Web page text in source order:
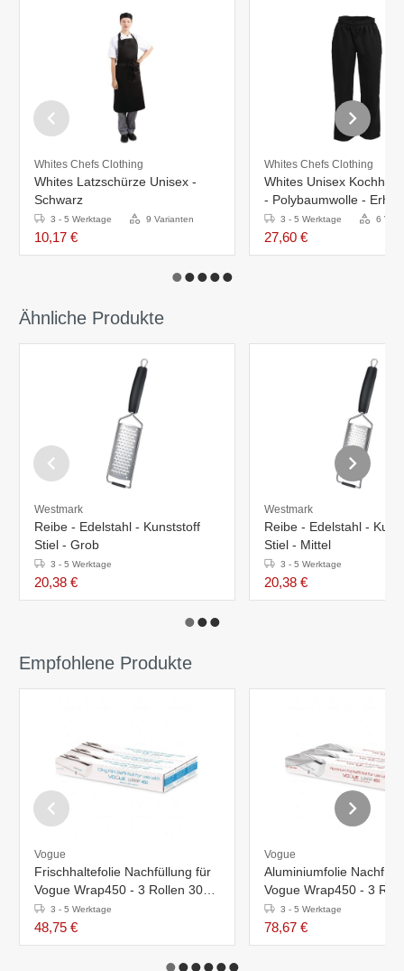
Whites Chefs Clothing
Whites Latzschürze Unisex -
Schwarz
3 - 5 Werktage 9 Varianten
10,17 €
Whites Chefs Clothing
Whites Unisex
- Polybaumwolle -
Größen
3 - 5 Werktage 6
27,60 €
Ähnliche Produkte
Westmark
Reibe - Edelstahl - Kunststoff
Stiel - Grob
3 - 5 Werktage
20,38 €
Westmark
Reibe - Edelstahl -
Stiel - Mittel
3 - 5 Werktage
20,38 €
Empfohlene Produkte
Vogue
Frischhaltefolie Nachfüllung für
Vogue Wrap450 - 3 Rollen 300
Meter3 - 5 Werktage
48,75 €
Vogue
Aluminiumfolie
Vogue Wrap450 - 3
Meter3 - 5 Werktage
78,67 €